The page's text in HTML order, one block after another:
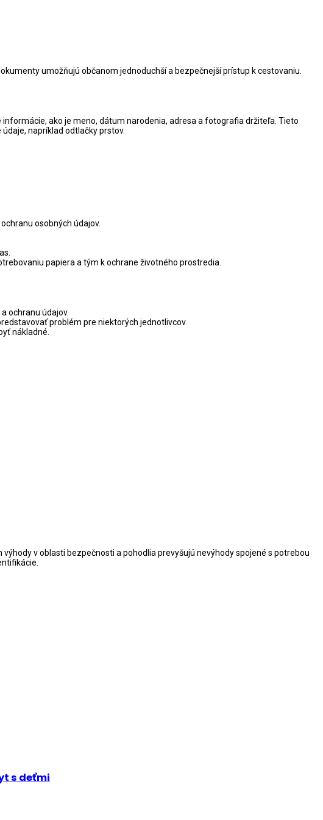
umožňujú občanom jednoduchší a bezpečnejší prístup k cestovaniu.
ako je meno, dátum narodenia, adresa a fotografia držiteľa. Tieto
napríklad odtlačky prstov.
osobných údajov.
papiera a tým k ochrane životného prostredia.
ochranu údajov.
problém pre niektorých jednotlivcov.
nákladné.
v oblasti bezpečnosti a pohodlia prevyšujú nevýhody spojené s potrebou
s deťmi